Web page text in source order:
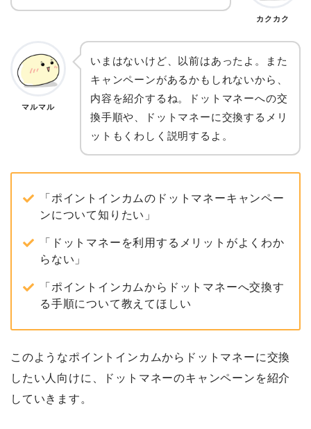
カクカク
マルマル
いまはないけど、以前はあったよ。また
キャンペーンがあるかもしれないから、
内容を紹介するね。ドットマネーへの交
換手順や、ドットマネーに交換するメリ
ットもくわしく説明するよ。
「ポイントインカムのドットマネーキャンペー
ンについて知りたい」
「ドットマネーを利用するメリットがよくわか
らない」
「ポイントインカムからドットマネーへ交換す
る手順について教えてほしい
このようなポイントインカムからドットマネーに交換
したい人向けに、ドットマネーのキャンペーンを紹介
していきます。